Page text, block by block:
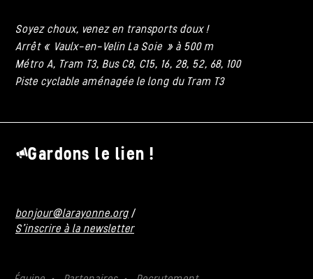
Soyez choux, venez en transports doux !
Arrêt « Vaulx-en-Velin La Soie » à 500 m
Métro A, Tram T3, Bus C8, C15, 16, 28, 52, 68, 100
Piste cyclable aménagée le long du Tram T3
Gardons le lien !
bonjour@larayonne.org /
S'inscrire à la newsletter